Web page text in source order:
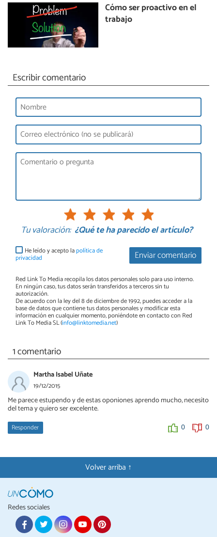
Cómo ser proactivo en el
trabajo
Escribir comentario
Tu valoración: ¿Qué te ha parecido el artículo?
Enviar comentario
He leído y acepto lapolítica de
privacidad
Red Link To Media recopila los datos personales solo para uso interno.
En ningún caso, tus datos serán transferidos a terceros sin tu
autorización.
De acuerdo con la ley del 8 de diciembre de 1992, puedes acceder a la
base de datos que contiene tus datos personales y modificar esta
información en cualquier momento, poniéndote en contacto con Red
Link To Media SL (info@linktomedia.net)
1 comentario
Martha Isabel Uñate
19/12/2015
Me parece estupendo y de estas oponiones aprendo mucho, necesito
del tema y quiero ser excelente.
Responder 0 0
Volver arriba ↑
Redes sociales